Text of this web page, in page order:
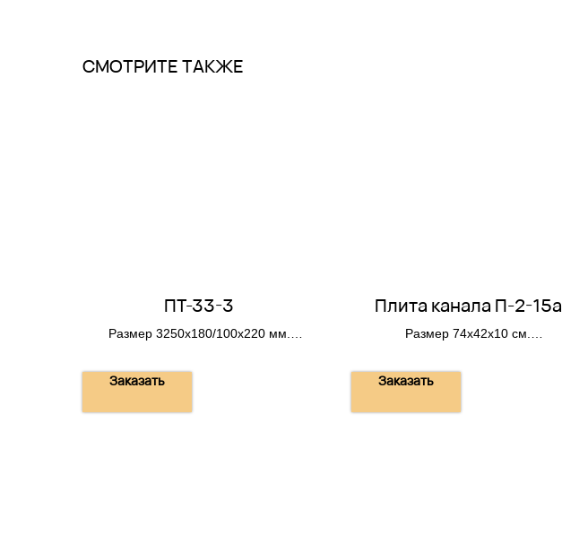
СМОТРИТЕ ТАКЖЕ
ПТ-33-3
Размер 3250х180/100х220 мм.
Заказать
Плита канала П-2-15а
Размер 74х42х10 см.
Заказать